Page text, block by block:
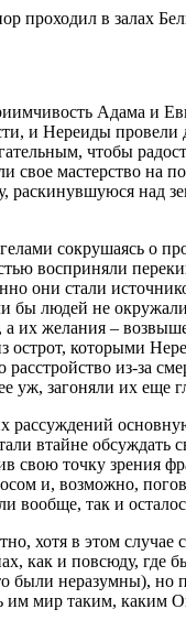
проходил в залах
Адама и
и Нереиды
чтобы
свое мастерство на
раскинувшуюся над
сокрушаясь о
восприняли
они стали
бы людей не
их желания –
острот, которыми
из-за
уж, загоняли их
рассуждений
втайне
точку зрения
и, возможно,
вообще, так и
хотя в этом
как и повсюду,
были неразумны), но
им мир таким, каким